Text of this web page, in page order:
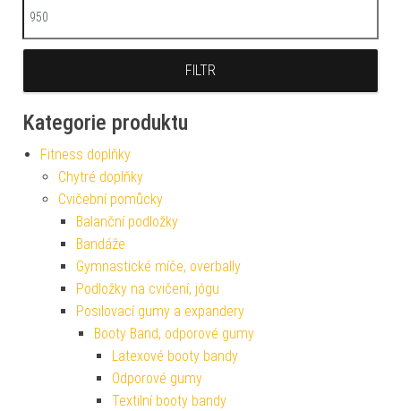
Maximální cena
FILTR
Kategorie produktu
Fitness doplňky
Chytré doplňky
Cvičební pomůcky
Balanční podložky
Bandáže
Gymnastické míče, overbally
Podložky na cvičení, jógu
Posilovací gumy a expandery
Booty Band, odporové gumy
Latexové booty bandy
Odporové gumy
Textilní booty bandy